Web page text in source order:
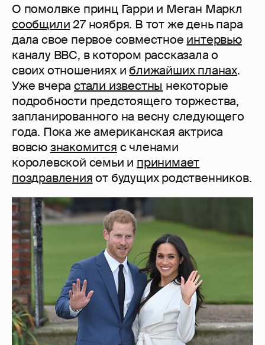
О помолвке принц Гарри и Меган Маркл
сообщили27 ноября. В тот же день пара
дала свое первое совместное интервью
каналу BBC, в котором рассказала о
своих отношениях и ближайших планах.
Уже вчерастали известны некоторые
подробности предстоящего торжества,
запланированного на весну следующего
года. Пока же американская актриса
вовсюзнакомится с членами
королевской семьи и принимает
поздравленияот будущих родственников.